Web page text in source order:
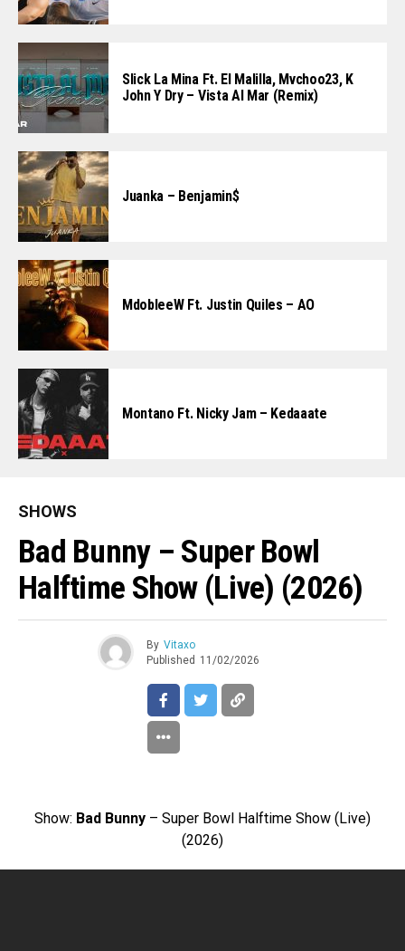
Slick La Mina Ft. El Malilla, Mvchoo23, K
John Y Dry – Vista Al Mar (Remix)
Juanka – Benjamin$
MdobleeW Ft. Justin Quiles – AO
Montano Ft. Nicky Jam – Kedaaate
SHOWS
Bad Bunny – Super Bowl
Halftime Show (Live) (2026)
By Vitaxo
Published 11/02/2026
Show: Bad Bunny – Super Bowl Halftime Show (Live)
(2026)